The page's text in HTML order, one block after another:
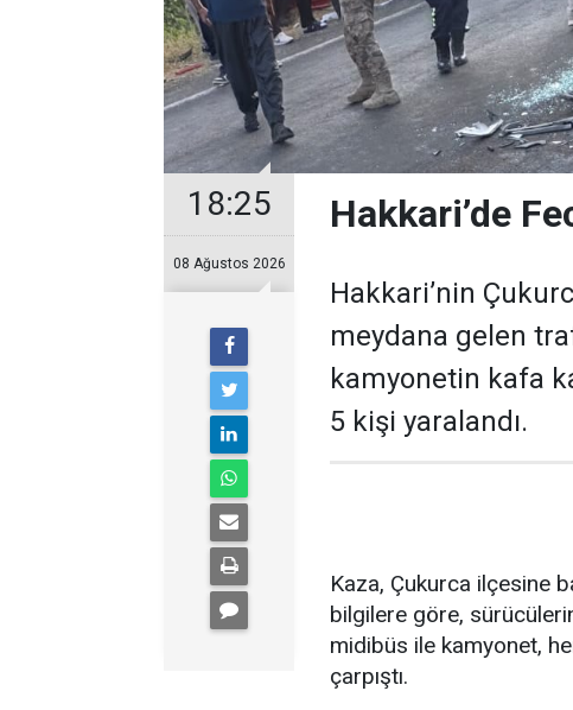
18:25
08 Ağustos 2026
Hakkari’de
Hakkari’nin
meydana gelen
kamyonetin kafa
5 kişi yaralandı.
Kaza, Çukurca ilçesine
bilgilere göre,
midibüs ile kamyonet,
çarpıştı.